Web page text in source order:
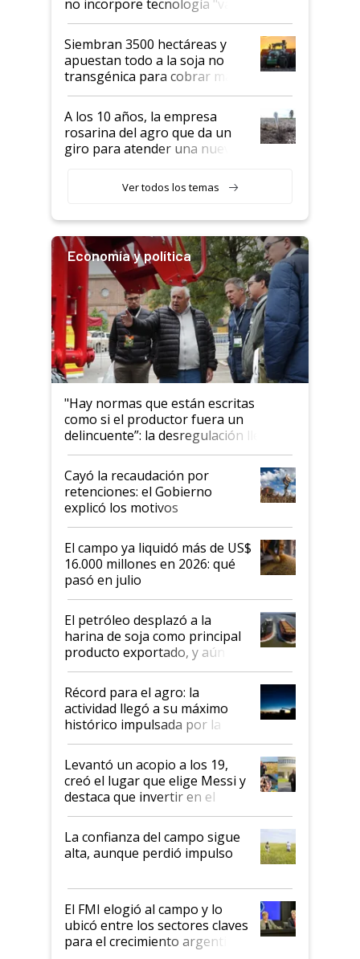
no incorpore tecnología "va a
perder el tren"
Siembran 3500 hectáreas y
apuestan todo a la soja no
transgénica para cobrar más
por tonelada: compraron un
semillero
A los 10 años, la empresa
rosarina del agro que da un
giro para atender una nueva
Ver todos los temas
Economía y política
"Hay normas que están escritas
como si el productor fuera un
delincuente”: la desregulación llegó
al Congreso Aapresid y hasta se
habló del financiamiento al IPCVA
Cayó la recaudación por
retenciones: el Gobierno
explicó los motivos
El campo ya liquidó más de US$
16.000 millones en 2026: qué
pasó en julio
El petróleo desplazó a la
harina de soja como principal
producto exportado, y aún así
el agro aportó casi seis de cada
diez dólares y sostuvo el
liderazgo en un semestre
récord
Récord para el agro: la
actividad llegó a su máximo
histórico impulsada por la
cosecha y las exportaciones
Levantó un acopio a los 19,
creó el lugar que elige Messi y
destaca que invertir en el
kirchnerismo era como "darle
plata a un hijo para droga":
Juan Félix Rossetti, el libertario
que de una dura crisis salió
de Milei
La confianza del campo sigue
alta, aunque perdió impulso
El FMI elogió al campo y lo
ubicó entre los sectores claves
para el crecimiento argentino